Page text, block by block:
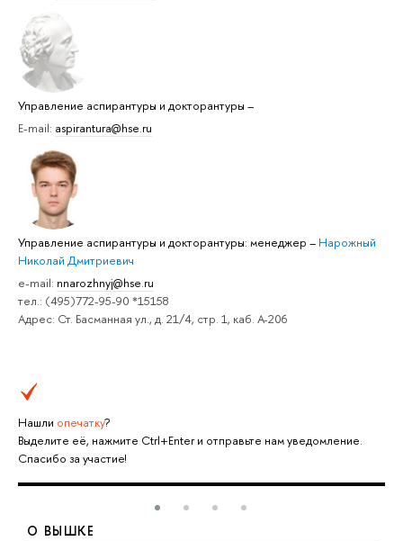
Управление аспирантуры и докторантуры –
E-mail: aspirantura@hse.ru
Управление аспирантуры и докторантуры: менеджер – Нарожный
Николай Дмитриевич
e-mail: nnarozhnyj@hse.ru
тел.: (495)772-95-90 *15158
Адрес: Ст. Басманная ул., д. 21/4, стр. 1, каб. А-206
Нашли опечатку?
Выделите её, нажмите Ctrl+Enter и отправьте нам уведомление.
Спасибо за участие!
О ВЫШКЕ